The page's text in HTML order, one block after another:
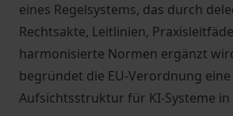
eines Regelsystems, das durch
Rechtsakte, Leitlinien,
harmonisierte Normen ergänzt
begründet die EU-Verordnung eine
Aufsichtsstruktur für KI-Systeme in